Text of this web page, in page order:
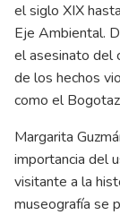
el siglo XIX
Eje Ambiental.
el asesinato del
de los hechos
como el
Margarita
importancia del
visitante a la
museografía se